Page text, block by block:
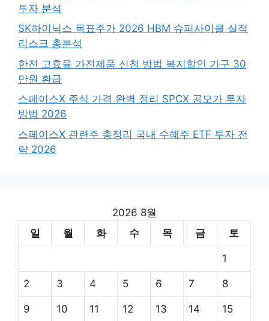
투자 분석
SK하이닉스 목표주가 2026 HBM 슈퍼사이클 실적
리스크 총분석
한전 고효율 가전제품 신청 방법 복지할인 가구 30
만원 환급
스페이스X 주식 가격 완벽 정리 SPCX 공모가 투자
방법 2026
스페이스X 관련주 총정리 국내 수혜주 ETF 투자 전
략 2026
2026 8월
일
월 화 수 목 금 토
1
2 3 4 5 6 7 8
9 10 11 12 13 14 15